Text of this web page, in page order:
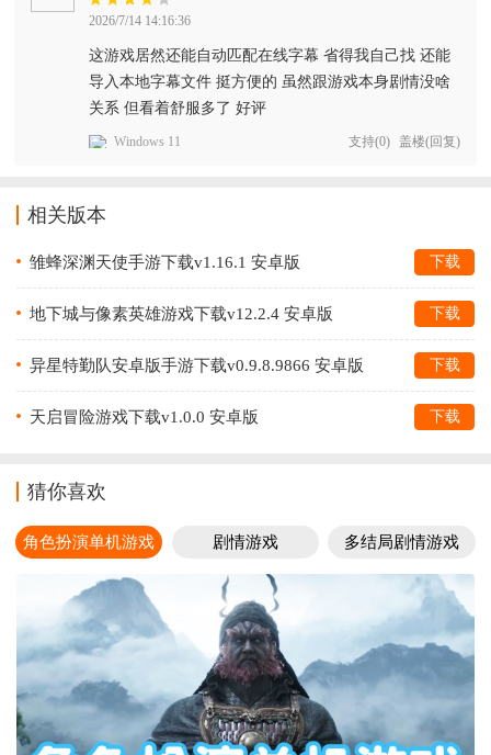
2026/7/14 14:16:36
这游戏居然还能自动匹配在线字幕 省得我自己找 还能
导入本地字幕文件 挺方便的 虽然跟游戏本身剧情没啥
关系 但看着舒服多了 好评
Windows 11 支持(0) 盖楼(回复)
相关版本
雏蜂深渊天使手游下载v1.16.1 安卓版 下载
地下城与像素英雄游戏下载v12.2.4 安卓版 下载
异星特勤队安卓版手游下载v0.9.8.9866 安卓版 下载
天启冒险游戏下载v1.0.0 安卓版 下载
猜你喜欢
角色扮演单机游戏 剧情游戏 多结局剧情游戏